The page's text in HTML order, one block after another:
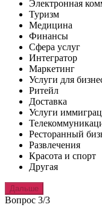
Электронная
Туризм
Медицина
Финансы
Сфера услуг
Интегратор
Маркетинг
Услуги для
Ритейл
Доставка
Услуги
Ресторанный
Развлечения
Красота и спорт
Другая
Дальше
Вопрос 3/3